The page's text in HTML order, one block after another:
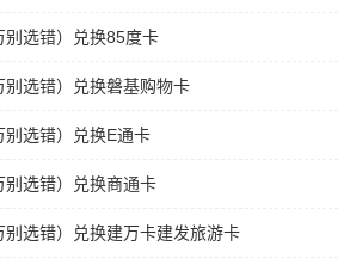
选错）兑换85度卡
选错）兑换磐基购物卡
选错）兑换E通卡
选错）兑换商通卡
选错）兑换建万卡建发旅游卡